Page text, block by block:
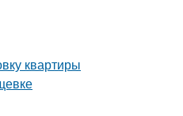
квартиры